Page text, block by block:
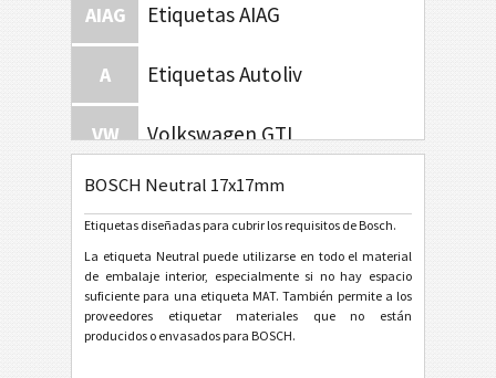
AIAG Etiquetas AIAG
A Etiquetas Autoliv
VW Volkswagen GTL
GM General Motors
CAT Caterpillar
GS1 Etiquetas GS1
BOSCH Neutral 17x17mm
Etiquetas diseñadas para cubrir los requisitos de Bosch.
La etiqueta Neutral puede utilizarse en todo el material
de embalaje interior, especialmente si no hay espacio
suficiente para una etiqueta MAT. También permite a los
proveedores etiquetar materiales que no están
producidos o envasados para BOSCH.